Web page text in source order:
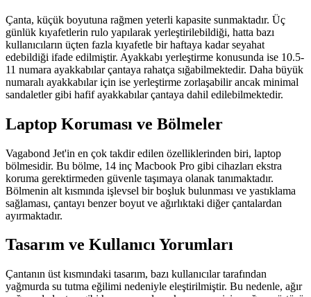
Çanta, küçük boyutuna rağmen yeterli kapasite sunmaktadır. Üç
günlük kıyafetlerin rulo yapılarak yerleştirilebildiği, hatta bazı
kullanıcıların üçten fazla kıyafetle bir haftaya kadar seyahat
edebildiği ifade edilmiştir. Ayakkabı yerleştirme konusunda ise 10.5-
11 numara ayakkabılar çantaya rahatça sığabilmektedir. Daha büyük
numaralı ayakkabılar için ise yerleştirme zorlaşabilir ancak minimal
sandaletler gibi hafif ayakkabılar çantaya dahil edilebilmektedir.
Laptop Koruması ve Bölmeler
Vagabond Jet'in en çok takdir edilen özelliklerinden biri, laptop
bölmesidir. Bu bölme, 14 inç Macbook Pro gibi cihazları ekstra
koruma gerektirmeden güvenle taşımaya olanak tanımaktadır.
Bölmenin alt kısmında işlevsel bir boşluk bulunması ve yastıklama
sağlaması, çantayı benzer boyut ve ağırlıktaki diğer çantalardan
ayırmaktadır.
Tasarım ve Kullanıcı Yorumları
Çantanın üst kısmındaki tasarım, bazı kullanıcılar tarafından
yağmurda su tutma eğilimi nedeniyle eleştirilmiştir. Bu nedenle, ağır